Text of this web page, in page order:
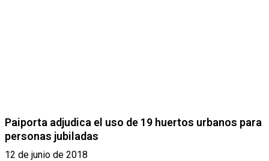
Paiporta adjudica el uso de 19 huertos urbanos para
personas jubiladas
12 de junio de 2018